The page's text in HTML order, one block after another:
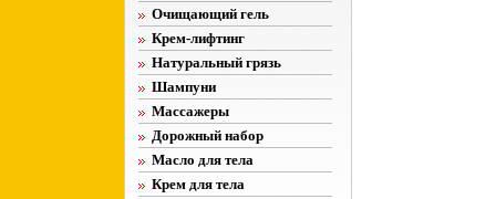
Очищающий гель
Крем-лифтинг
Натуральный грязь
Шампуни
Массажеры
Дорожный набор
Масло для тела
Крем для тела